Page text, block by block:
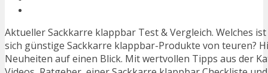
Aktueller Sackkarre klappbar Test & Vergleich. Welches
sich günstige Sackkarre klappbar-Produkte von teuren?
Neuheiten auf einen Blick. Mit wertvollen Tipps aus der